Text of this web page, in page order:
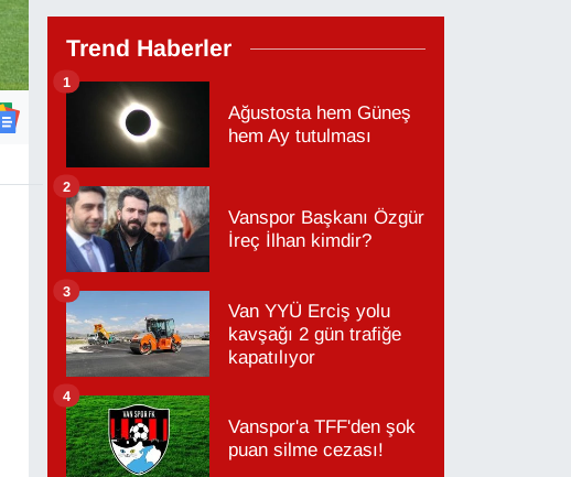
Trend Haberler
Ağustosta hem Güneş
hem Ay tutulması
1
Vanspor Başkanı Özgür
İreç İlhan kimdir?
2
Van YYÜ Erciş yolu
kavşağı 2 gün trafiğe
kapatılıyor
3
Vanspor'a TFF'den şok
puan silme cezası!
4